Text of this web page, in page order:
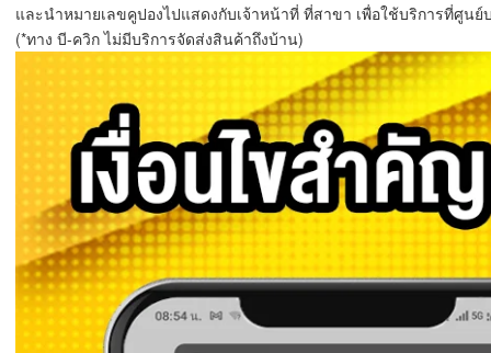
และนำหมายเลขคูปองไปแสดงกับเจ้าหน้าที่ ที่สาขา เพื่อใช้บริการที่ศูน
(*ทาง บี-ควิก ไม่มีบริการจัดส่งสินค้าถึงบ้าน)